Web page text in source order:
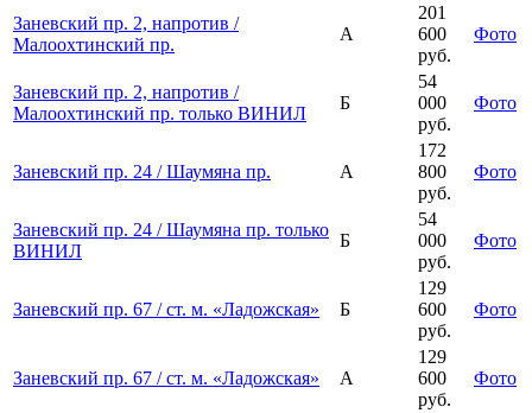
Заневский пр. 2, напротив /
Малоохтинский пр.
А
201
600
руб.
Фото
Заневский пр. 2, напротив /
Малоохтинский пр. только ВИНИЛ
Б
54
000
руб.
Фото
Заневский пр. 24 / Шаумяна пр. А
172
800
руб.
Фото
Заневский пр. 24 / Шаумяна пр. только
ВИНИЛ
Б
54
000
руб.
Фото
Заневский пр. 67 / ст. м. «Ладожская» Б
129
600
руб.
Фото
Заневский пр. 67 / ст. м. «Ладожская» А
129
600
руб.
Фото